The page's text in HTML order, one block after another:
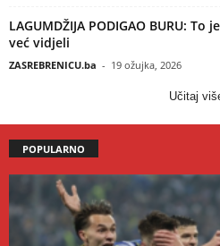
LAGUMDŽIJA PODIGAO BURU:
već vidjeli
ZASREBRENICU.ba - 19 ožujka, 2026
Učitaj
POPULARNO